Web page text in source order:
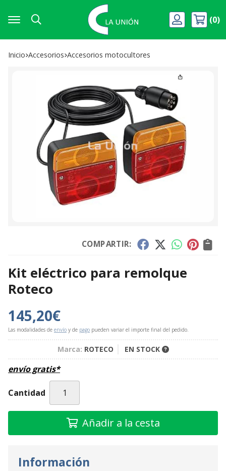
Buscar
0
Inicio accesorios accesorios motocultores
COMPARTIR:
Kit eléctrico para remolque
Roteco
145,20€
Las modalidades de envío y de pago pueden variar el importe final del pedido.
Marca: ROTECO EN STOCK
envío gratis*
Cantidad
Añadir a la cesta
Información